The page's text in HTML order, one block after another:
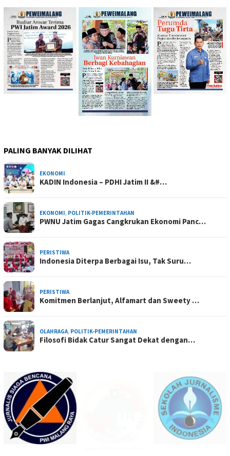
PALING BANYAK DILIHAT
EKONOMI
KADIN Indonesia – PDHI Jatim II &#…
EKONOMI, POLITIK-PEMERINTAHAN
PWNU Jatim Gagas Cangkrukan Ekonomi Panc…
PERISTIWA
Indonesia Diterpa Berbagai Isu, Tak Suru…
PERISTIWA
Komitmen Berlanjut, Alfamart dan Sweety …
OLAHRAGA, POLITIK-PEMERINTAHAN
Filosofi Bidak Catur Sangat Dekat dengan…